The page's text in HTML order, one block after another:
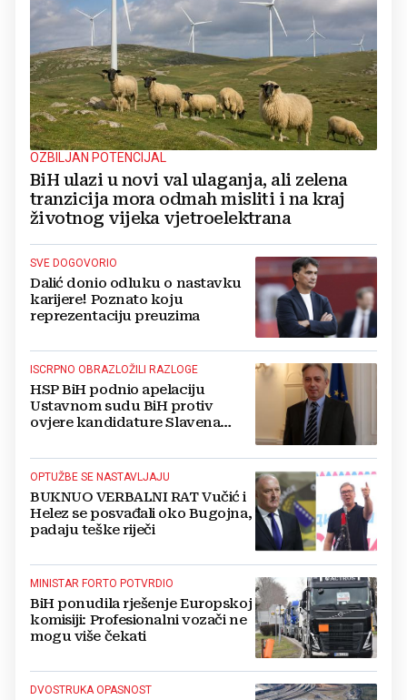
OZBILJAN POTENCIJAL
BiH ulazi u novi val ulaganja, ali zelena
tranzicija mora odmah misliti i na kraj
životnog vijeka vjetroelektrana
SVE DOGOVORIO
Dalić donio odluku o nastavku
karijere! Poznato koju
reprezentaciju preuzima
ISCRPNO OBRAZLOŽILI RAZLOGE
HSP BiH podnio apelaciju
Ustavnom sudu BiH protiv
ovjere kandidature Slavena
OPTUŽBE SE NASTAVLJAJU
BUKNUO VERBALNI RAT Vučić i
Helez se posvađali oko Bugojna,
padaju teške riječi
MINISTAR FORTO POTVRDIO
BiH ponudila rješenje Europskoj
komisiji: Profesionalni vozači ne
mogu više čekati
DVOSTRUKA OPASNOST